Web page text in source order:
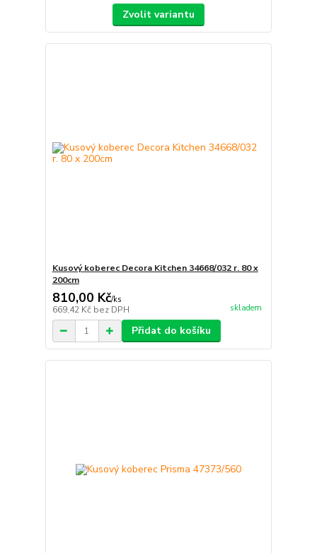
Zvolit variantu
Kusový koberec Decora Kitchen 34668/032 r. 80 x
200cm
810,00 Kč/ks
669,42 Kč bez DPH skladem
Přidat do košíku